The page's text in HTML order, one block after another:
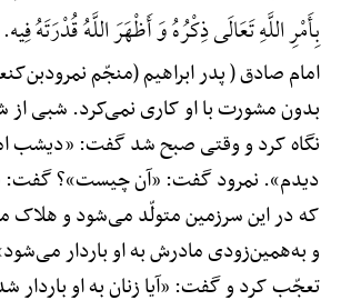
بِأَمْرِ اللَّهِ تَعَالَی ذِکْرُهُ وَ أَظْهَرَ اللَّهُ قُدْرَتَهُ فِیه.
امام صادق ( پدر ابراهیم (منجّم
بدون مشورت با او کاری نمی‌کرد. شبی از
نگاه کرد و وقتی صبح شد گفت: «دیشب
دیدم». نمرود گفت: «آن چیست»؟ گفت:
که در این سرزمین متولّد می‌شود و
و به‌همین‌زودی مادرش به او باردار
تعجّب کرد و گفت: «آیا زنان به او باردار